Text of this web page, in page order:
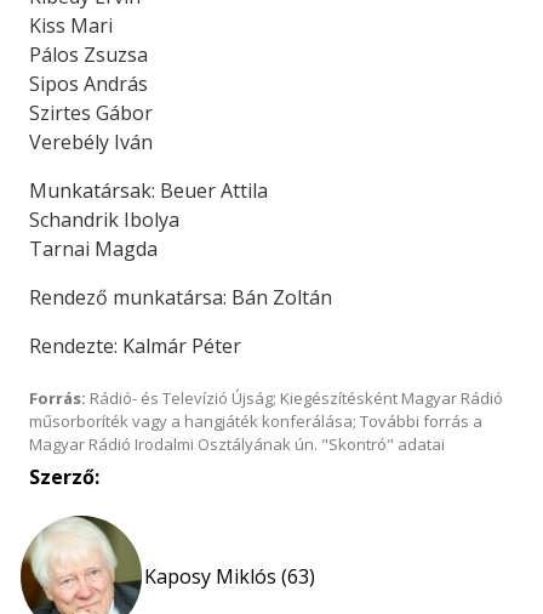
Kiss Mari
Pálos Zsuzsa
Sipos András
Szirtes Gábor
Verebély Iván
Munkatársak: Beuer Attila
Schandrik Ibolya
Tarnai Magda
Rendező munkatársa: Bán Zoltán
Rendezte: Kalmár Péter
Forrás: Rádió- és Televízió Újság; Kiegészítésként Magyar Rádió
műsorboríték vagy a hangjáték konferálása; További forrás a
Magyar Rádió Irodalmi Osztályának ún. "Skontró" adatai
Szerző:
Kaposy Miklós (63)